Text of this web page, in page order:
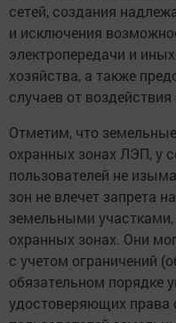
сетей, создания
и исключения
электропередачи и
хозяйства, а также
случаев от воздействия
Отметим, что
охранных зонах ЛЭП, у
пользователей не
зон не влечет запрета
земельными
охранных зонах. Они
с учетом ограничений
обязательном порядке
удостоверяющих права